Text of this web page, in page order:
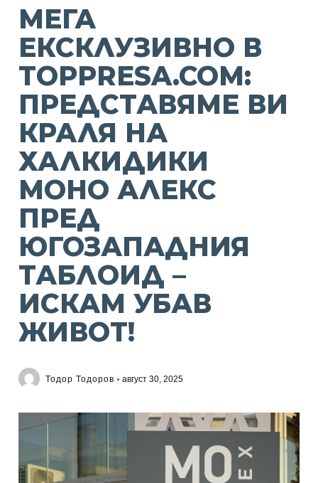
МЕГА
ЕКСКЛУЗИВНО В
TOPPRESA.COM:
ПРЕДСТАВЯМЕ ВИ
КРАЛЯ НА
ХАЛКИДИКИ
МОНО АЛЕКС
ПРЕД
ЮГОЗАПАДНИЯ
ТАБЛОИД –
ИСКАМ УБАВ
ЖИВОТ!
Тодор Тодоров август 30, 2025